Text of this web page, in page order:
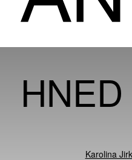
Karolina